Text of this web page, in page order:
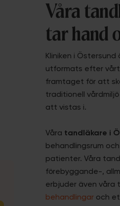
Våra
tar hand
Kliniken i
utformats efter vårt
framtaget för att
traditionell
att vistas i.
Våra tandläkare i
behandlingsrum
patienter. Våra
förebyggande-,
erbjuder även våra
behandlingar och